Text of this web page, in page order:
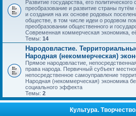
Развитие государства, его
преобразование и развитие страны
и создания на их основе родовых
обществе, в том числе идеи о родовом
преобразовании общественного и
Современная коммерческая экономика,
Темы: 14
Народовластие.
Народная (некоммерческая)
Прямое народовластие,
права народа. Первичный субъект
непосредственное самоуправление
Народная (некоммерческая) экономика
социального эффекта
Темы: 2
Культура.